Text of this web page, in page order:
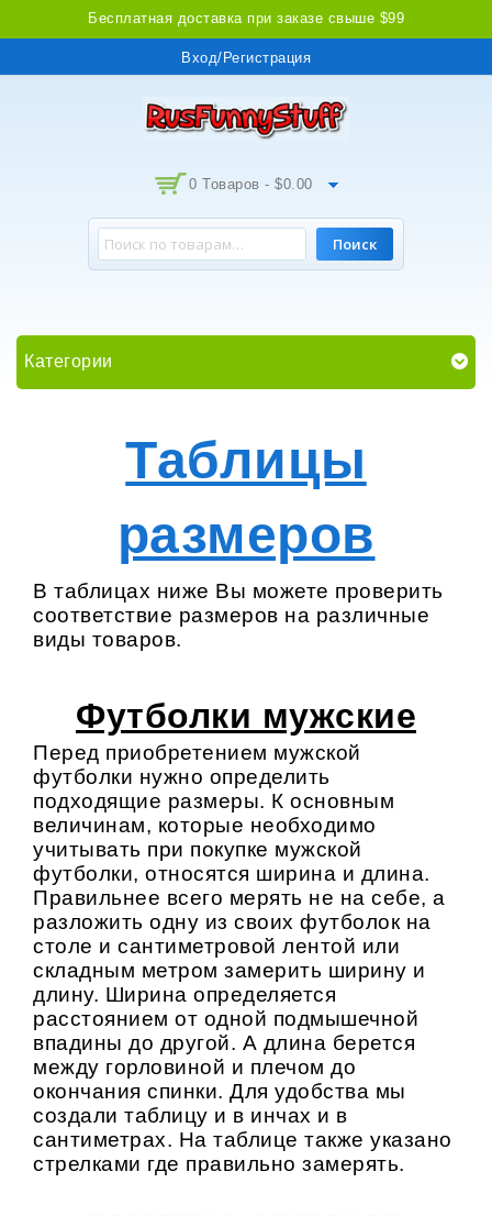
Бесплатная доставка при заказе свыше $99
Вход/Регистрация
0 Товаров - $0.00
Поиск
Категории
Таблицы
размеров
В таблицах ниже Вы можете проверить
соответствие размеров на различные
виды товаров.
Футболки мужские
Перед приобретением мужской
футболки нужно определить
подходящие размеры. К основным
величинам, которые необходимо
учитывать при покупке мужской
футболки, относятся ширина и длина.
Правильнее всего мерять не на себе, а
разложить одну из своих футболок на
столе и сантиметровой лентой или
складным метром замерить ширину и
длину. Ширина определяется
расстоянием от одной подмышечной
впадины до другой. А длина берется
между горловиной и плечом до
окончания спинки. Для удобства мы
создали таблицу и в инчах и в
сантиметрах. На таблице также указано
стрелками где правильно замерять.